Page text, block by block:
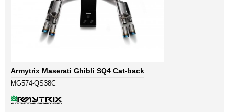
Armytrix Maserati Ghibli SQ4 Cat-back
MG574-QS38C